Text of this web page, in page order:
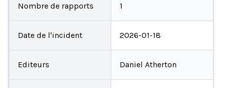
Nombre de rapports 1
Date de l'incident 2026-01-18
Editeurs Daniel Atherton